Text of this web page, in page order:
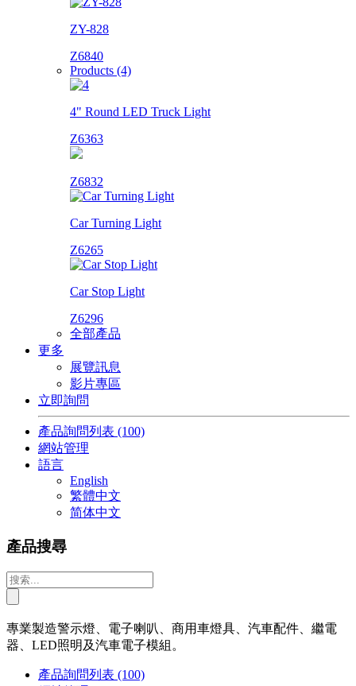
ZY-828
Z6840
Products (4)
4" Round LED Truck Light
Z6363
Z6832
Car Turning Light
Z6265
Car Stop Light
Z6296
全部產品
更多
展覽訊息
影片專區
立即詢問
產品詢問列表 (100)
網站管理
語言
English
繁體中文
简体中文
產品搜尋
專業製造警示燈、電子喇叭、商用車燈具、汽車配件、繼電
器、LED照明及汽車電子模組。
產品詢問列表 (100)